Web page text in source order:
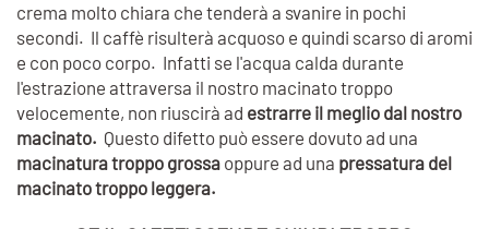
crema molto chiara che tenderà a svanire in pochi
secondi. Il caffè risulterà acquoso e quindi scarso di aromi
e con poco corpo. Infatti se l'acqua calda durante
l'estrazione attraversa il nostro macinato troppo
velocemente, non riuscirà ad estrarre il meglio dal nostro
macinato. Questo difetto può essere dovuto ad una
macinatura troppo grossa oppure ad una pressatura del
macinato troppo leggera.